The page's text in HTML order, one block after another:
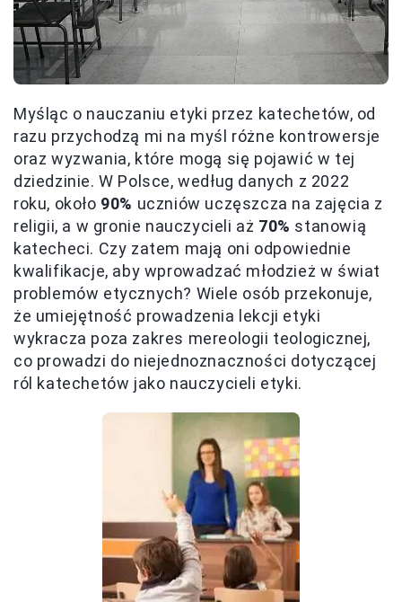
Myśląc o nauczaniu etyki przez katechetów, od
razu przychodzą mi na myśl różne kontrowersje
oraz wyzwania, które mogą się pojawić w tej
dziedzinie. W Polsce, według danych z 2022
roku, około 90% uczniów uczęszcza na zajęcia z
religii, a w gronie nauczycieli aż 70% stanowią
katecheci. Czy zatem mają oni odpowiednie
kwalifikacje, aby wprowadzać młodzież w świat
problemów etycznych? Wiele osób przekonuje,
że umiejętność prowadzenia lekcji etyki
wykracza poza zakres mereologii teologicznej,
co prowadzi do niejednoznaczności dotyczącej
ról katechetów jako nauczycieli etyki.